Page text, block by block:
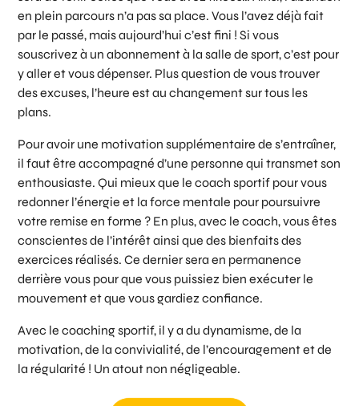
en plein parcours n’a pas sa place. Vous l’avez déjà fait
par le passé, mais aujourd’hui c’est fini ! Si vous
souscrivez à un abonnement à la salle de sport, c’est pour
y aller et vous dépenser. Plus question de vous trouver
des excuses, l’heure est au changement sur tous les
plans.
Pour avoir une motivation supplémentaire de s’entraîner,
il faut être accompagné d’une personne qui transmet son
enthousiaste. Qui mieux que le coach sportif pour vous
redonner l’énergie et la force mentale pour poursuivre
votre remise en forme ? En plus, avec le coach, vous êtes
conscientes de l’intérêt ainsi que des bienfaits des
exercices réalisés. Ce dernier sera en permanence
derrière vous pour que vous puissiez bien exécuter le
mouvement et que vous gardiez confiance.
Avec le coaching sportif, il y a du dynamisme, de la
motivation, de la convivialité, de l’encouragement et de
la régularité ! Un atout non négligeable.